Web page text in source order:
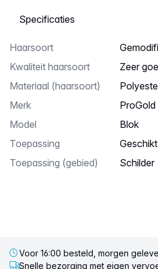
Selecteer een tabblad
Haarsoort
Kwaliteit haarsoort
Zeer
materiaal (haarsoort)
Merk
ProGold
model
blok
Toepassing
toepassing (gebied)
schilder
Voor 16:00 besteld, morgen
Snelle bezorging met eigen